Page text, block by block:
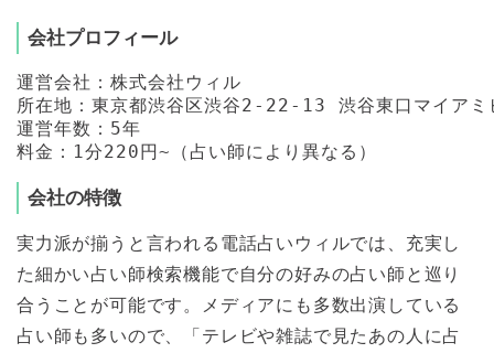
会社プロフィール
運営会社：株式会社ウィル
所在地：東京都渋谷区渋谷2-22-13 渋谷東口マイア
運営年数：5年
会社の特徴
実力派が揃うと言われる電話占いウィルでは、充実し
た細かい占い師検索機能で自分の好みの占い師と巡り
合うことが可能です。メディアにも多数出演している
占い師も多いので、「テレビや雑誌で見たあの人に占